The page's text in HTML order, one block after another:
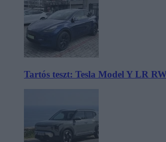
Tartós teszt: Tesla Model Y LR